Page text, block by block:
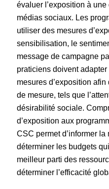
évaluer l’exposition à
médias sociaux. Les
utiliser des mesures
sensibilisation, le
message de campagne
praticiens doivent
mesures d’exposition
de mesure, tels que
désirabilité sociale.
d’exposition aux
CSC permet d’informer
déterminer les budgets
meilleur parti des
déterminer l’efficacité